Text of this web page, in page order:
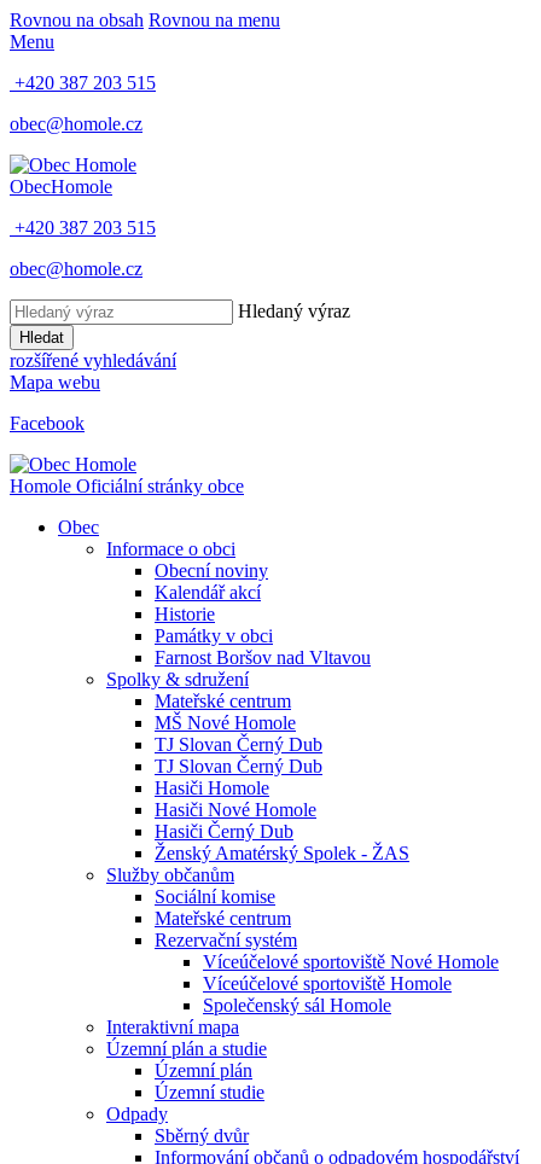
Rovnou na obsah Rovnou na menu
Menu
+420 387 203 515
obec@homole.cz
ObecHomole
+420 387 203 515
obec@homole.cz
Hledaný výraz
Hledat
rozšířené vyhledávání
Mapa webu
Facebook
Homole Oficiální stránky obce
Obec
Informace o obci
Obecní noviny
Kalendář akcí
Historie
Památky v obci
Farnost Boršov nad Vltavou
Spolky & sdružení
Mateřské centrum
MŠ Nové Homole
TJ Slovan Černý Dub
TJ Slovan Černý Dub
Hasiči Homole
Hasiči Nové Homole
Hasiči Černý Dub
Ženský Amatérský Spolek - ŽAS
Služby občanům
Sociální komise
Mateřské centrum
Rezervační systém
Víceúčelové sportoviště Nové Homole
Víceúčelové sportoviště Homole
Společenský sál Homole
Interaktivní mapa
Územní plán a studie
Územní plán
Územní studie
Odpady
Sběrný dvůr
Informování občanů o odpadovém hospodářství